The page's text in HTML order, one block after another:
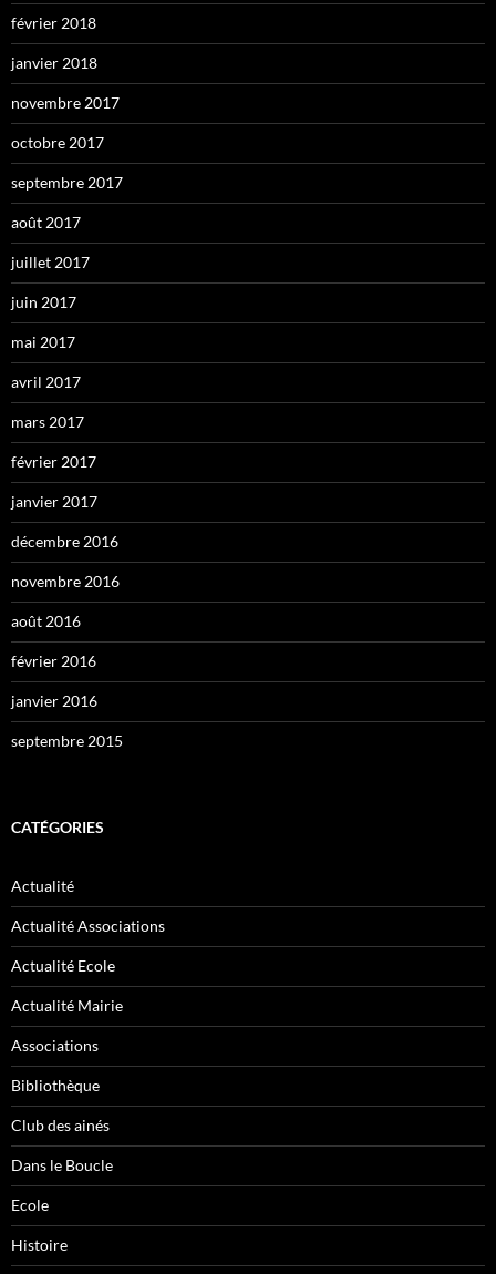
février 2018
janvier 2018
novembre 2017
octobre 2017
septembre 2017
août 2017
juillet 2017
juin 2017
mai 2017
avril 2017
mars 2017
février 2017
janvier 2017
décembre 2016
novembre 2016
août 2016
février 2016
janvier 2016
septembre 2015
CATÉGORIES
Actualité
Actualité Associations
Actualité Ecole
Actualité Mairie
Associations
Bibliothèque
Club des ainés
Dans le Boucle
Ecole
Histoire